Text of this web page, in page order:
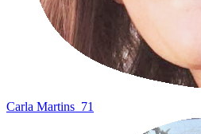
Carla Martins 71